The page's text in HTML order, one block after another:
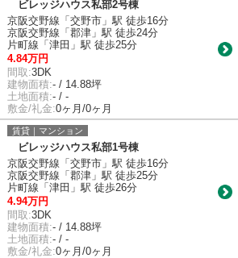
ビレッジハウス私部2号棟
京阪交野線「交野市」駅 徒歩16分
京阪交野線「郡津」駅 徒歩24分
片町線「津田」駅 徒歩25分
4.84万円
間取:3DK
建物面積:- / 14.88坪
土地面積:- / -
敷金/礼金:0ヶ月/0ヶ月
賃貸｜マンション
ビレッジハウス私部1号棟
京阪交野線「交野市」駅 徒歩16分
京阪交野線「郡津」駅 徒歩25分
片町線「津田」駅 徒歩26分
4.94万円
間取:3DK
建物面積:- / 14.88坪
土地面積:- / -
敷金/礼金:0ヶ月/0ヶ月